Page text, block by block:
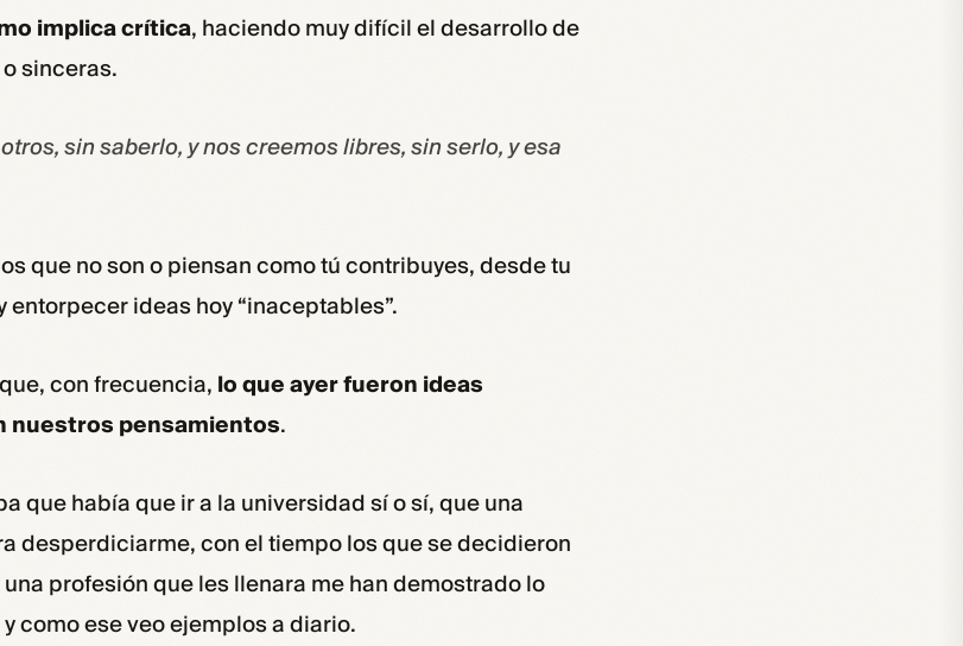
implica crítica, haciendo muy difícil el desarrollo de
sinceras.
sin saberlo, y nos creemos libres, sin serlo, y esa
que no son o piensan como tú contribuyes, desde tu
ideas hoy “inaceptables”.
con frecuencia,lo que ayer fueron ideas
nuestros pensamientos.
que había que ir a la universidad sí o sí, que una
desperdiciarme, con el tiempo los que se decidieron
profesión que les llenara me han demostrado lo
como ese veo ejemplos a diario.